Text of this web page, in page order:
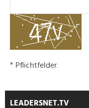
* Pflichtfelder.
LEADERSNET.TV